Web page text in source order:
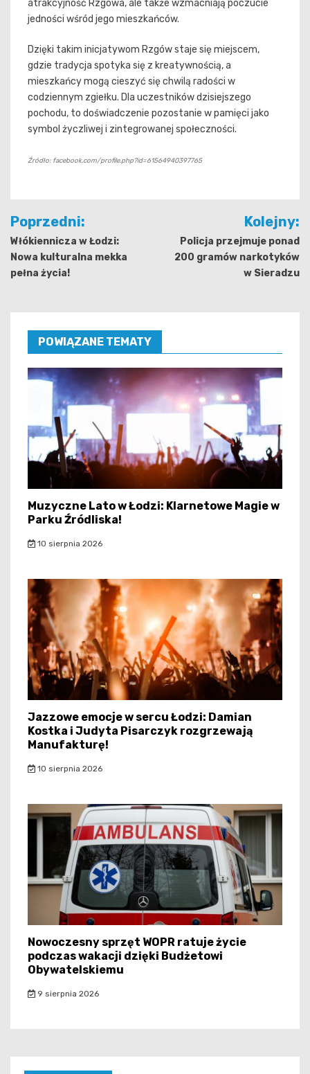
atrakcyjność Rzgowa, ale także wzmacniają poczucie
jedności wśród jego mieszkańców.
Dzięki takim inicjatywom Rzgów staje się miejscem,
gdzie tradycja spotyka się z kreatywnością, a
mieszkańcy mogą cieszyć się chwilą radości w
codziennym zgiełku. Dla uczestników dzisiejszego
pochodu, to doświadczenie pozostanie w pamięci jako
symbol życzliwej i zintegrowanej społeczności.
Źródło: facebook.com/profile.php?id=61564940397765
Nawigacja
wpisu
Poprzedni:
Włókiennicza w Łodzi:
Nowa kulturalna mekka
pełna życia!
Kolejny:
Policja przejmuje ponad
200 gramów narkotyków
w Sieradzu
POWIĄZANE TEMATY
Muzyczne Lato w Łodzi: Klarnetowe Magie w
Parku Źródliska!
10 sierpnia 2026
Jazzowe emocje w sercu Łodzi: Damian
Kostka i Judyta Pisarczyk rozgrzewają
Manufakturę!
10 sierpnia 2026
Nowoczesny sprzęt WOPR ratuje życie
podczas wakacji dzięki Budżetowi
Obywatelskiemu
9 sierpnia 2026